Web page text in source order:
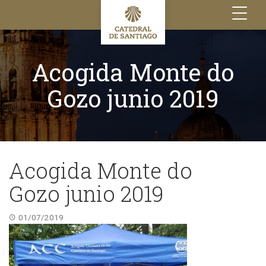
Toggle
navigation
Acogida Monte do
Gozo junio 2019
Acogida Monte do
Gozo junio 2019
01/07/2019